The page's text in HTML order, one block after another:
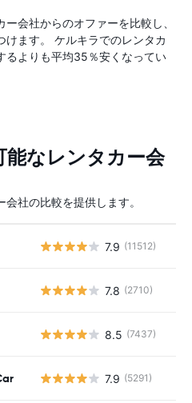
会社からのオファーを比較し、
けます。 ケルキラでのレンタカ
るよりも平均35％安くなってい
なレンタカー会
社の比較を提供します。
7.9 (11512)
7.8 (2710)
8.5 (7437)
7.9 (5291)